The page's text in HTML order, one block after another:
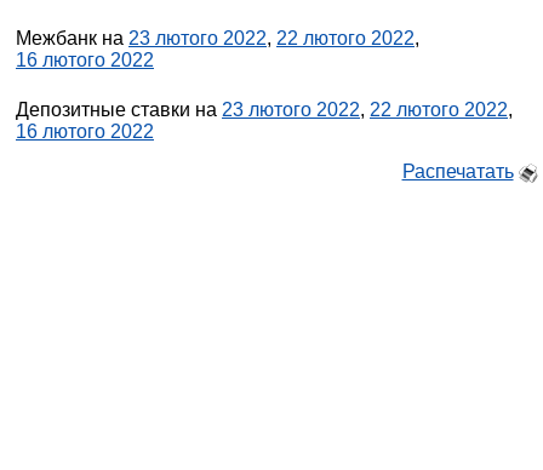
Межбанк на 23 лютого 2022, 22 лютого 2022,
16 лютого 2022
Депозитные ставки на 23 лютого 2022, 22 лютого 2022,
16 лютого 2022
Распечатать